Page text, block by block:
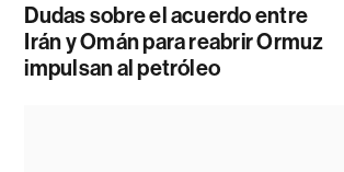
Dudas sobre el acuerdo entre
Irán y Omán para reabrir Ormuz
impulsan al petróleo